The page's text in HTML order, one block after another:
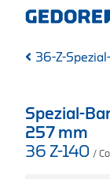
36-Z-
Spezial-
257 mm
36 Z-140 /